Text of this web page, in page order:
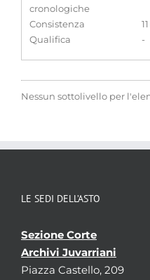
cronologiche
Consistenza
Qualifica
-
Nessun sottolivello per
LE SEDI DELL’ASTO
Sezione Corte
Archivi Juvarriani
Piazza Castello, 209